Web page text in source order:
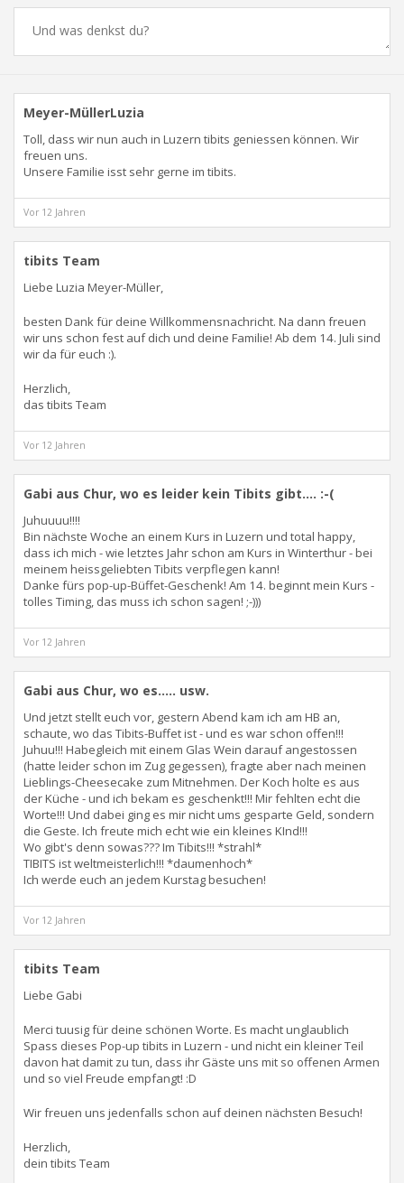
Meyer-MüllerLuzia
Toll, dass wir nun auch in Luzern tibits geniessen können. Wir
freuen uns.
Unsere Familie isst sehr gerne im tibits.
Vor 12 Jahren
tibits Team
Liebe Luzia Meyer-Müller,
besten Dank für deine Willkommensnachricht. Na dann freuen
wir uns schon fest auf dich und deine Familie! Ab dem 14. Juli sind
wir da für euch :).
Herzlich,
das tibits Team
Vor 12 Jahren
Gabi aus Chur, wo es leider kein Tibits gibt.... :-(
Juhuuuu!!!!
Bin nächste Woche an einem Kurs in Luzern und total happy,
dass ich mich - wie letztes Jahr schon am Kurs in Winterthur - bei
meinem heissgeliebten Tibits verpflegen kann!
Danke fürs pop-up-Büffet-Geschenk! Am 14. beginnt mein Kurs -
tolles Timing, das muss ich schon sagen! ;-)))
Vor 12 Jahren
Gabi aus Chur, wo es..... usw.
Und jetzt stellt euch vor, gestern Abend kam ich am HB an,
schaute, wo das Tibits-Buffet ist - und es war schon offen!!!
Juhuu!!! Habegleich mit einem Glas Wein darauf angestossen
(hatte leider schon im Zug gegessen), fragte aber nach meinen
Lieblings-Cheesecake zum Mitnehmen. Der Koch holte es aus
der Küche - und ich bekam es geschenkt!!! Mir fehlten echt die
Worte!!! Und dabei ging es mir nicht ums gesparte Geld, sondern
die Geste. Ich freute mich echt wie ein kleines KInd!!!
Wo gibt's denn sowas??? Im Tibits!!! *strahl*
TIBITS ist weltmeisterlich!!! *daumenhoch*
Ich werde euch an jedem Kurstag besuchen!
Vor 12 Jahren
tibits Team
Liebe Gabi
Merci tuusig für deine schönen Worte. Es macht unglaublich
Spass dieses Pop-up tibits in Luzern - und nicht ein kleiner Teil
davon hat damit zu tun, dass ihr Gäste uns mit so offenen Armen
und so viel Freude empfangt! :D
Wir freuen uns jedenfalls schon auf deinen nächsten Besuch!
Herzlich,
dein tibits Team